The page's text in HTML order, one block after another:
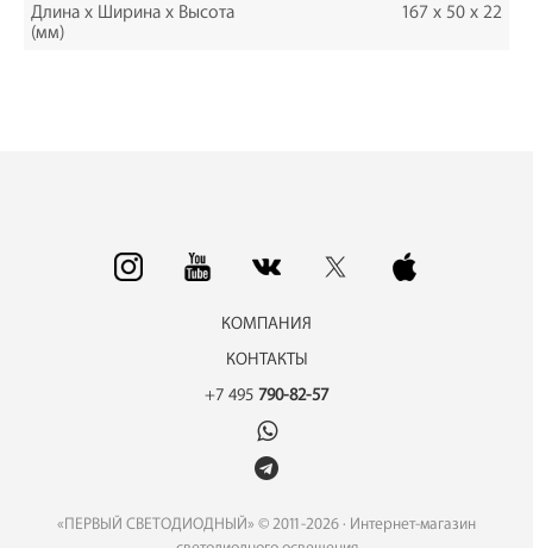
Длина х Ширина х Высота
(мм)
167 x 50 x 22
КОМПАНИЯ
КОНТАКТЫ
+7 495 790-82-57
«ПЕРВЫЙ СВЕТОДИОДНЫЙ» © 2011-2026 · Интернет-магазин